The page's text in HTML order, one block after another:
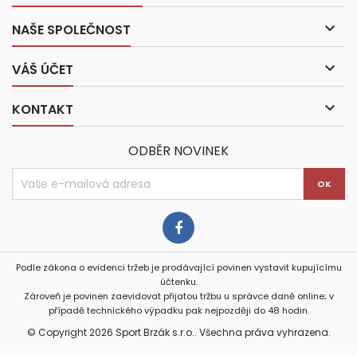
NAŠE SPOLEČNOST 
VÁŠ ÚČET 
KONTAKT 
ODBĚR NOVINEK
Podle zákona o evidenci tržeb je prodávající povinen vystavit kupujícímu
účtenku.
Zároveň je povinen zaevidovat přijatou tržbu u správce daně online; v
případě technického výpadku pak nejpozději do 48 hodin.
© Copyright 2026 Sport Brzák s.r.o.. Všechna práva vyhrazena.